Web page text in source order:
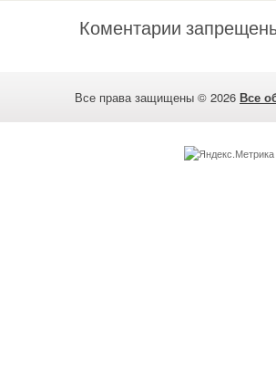
Коментарии
Все права защищены © 2026 Все